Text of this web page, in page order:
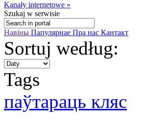
Kanały internetowe »
Szukaj w serwisie
Навіны Папулярнае Пра нас Кантакт
Sortuj według:
Tags
паўтараць кляс